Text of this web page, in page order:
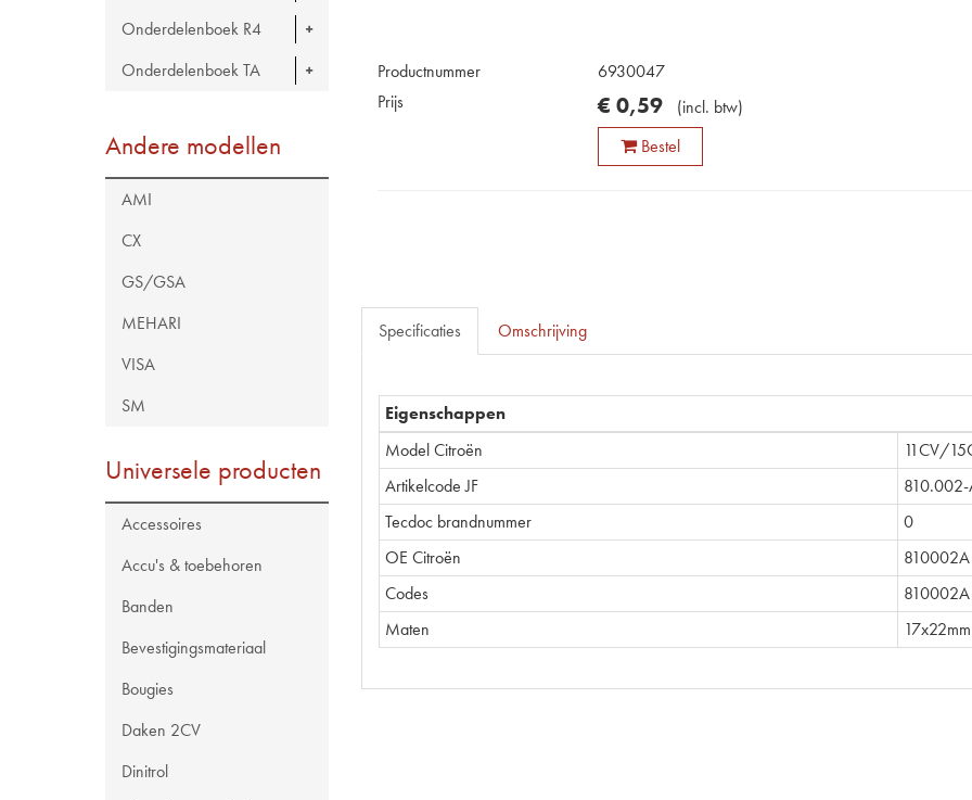
Onderdelenboek R4
Onderdelenboek TA
Andere modellen
AMI
CX
GS/GSA
MEHARI
VISA
SM
Universele producten
Accessoires
Accu's & toebehoren
Banden
Bevestigingsmateriaal
Bougies
Daken 2CV
Dinitrol
Productnummer
6930047
Prijs
€ 0,59 (incl. btw)
Bestel
Specificaties Omschrijving
Eigenschappen
Model Citroën
11CV/
Artikelcode JF
Tecdoc brandnummer
0
OE Citroën
810002A
Codes
Maten